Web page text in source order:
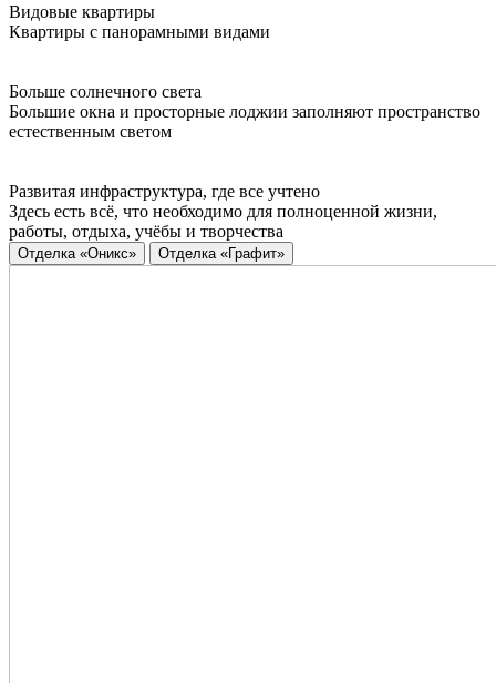
Видовые квартиры
Квартиры с панорамными видами
Больше солнечного света
Большие окна и просторные лоджии заполняют пространство
естественным светом
Развитая инфраструктура, где все учтено
Здесь есть всё, что необходимо для полноценной жизни,
работы, отдыха, учёбы и творчества
Отделка «Оникс» Отделка «Графит»